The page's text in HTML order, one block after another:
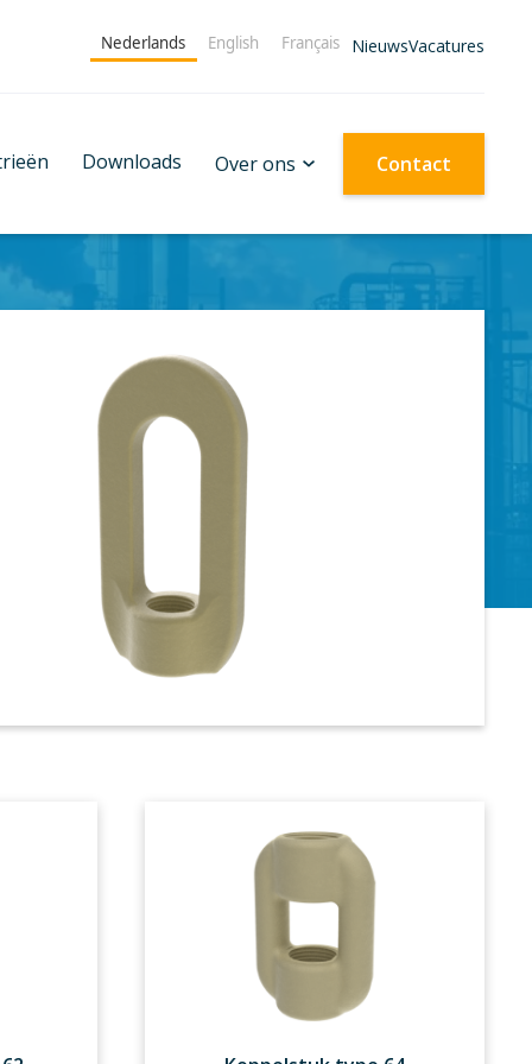
Nederlands English Français NieuwsVacatures
Downloads Over ons Contact